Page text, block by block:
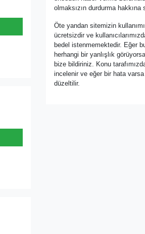
olmaksızın durdurma hakkına
Öte yandan sitemizin
ücretsizdir ve
bedel istenmemektedir. Eğer
herhangi bir yanlışlık
bize bildiriniz. Konu
incelenir ve eğer bir hata
düzeltilir.